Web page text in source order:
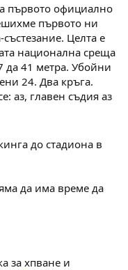
първото официално
първото ни
Целта е
национална среща
да 41 метра. Убойни
24. Два кръга.
аз, главен съдия аз
до стадиона в
да има време да
за хпване и